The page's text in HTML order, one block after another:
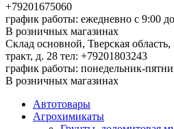
+79201675060
график работы: ежедневно с 9:00
В розничных магазинах
Склад основной, Тверская
тракт, д. 28 тел: +79201803243
график работы: понедельник-
В розничных магазинах
Автотовары
Агрохимикаты